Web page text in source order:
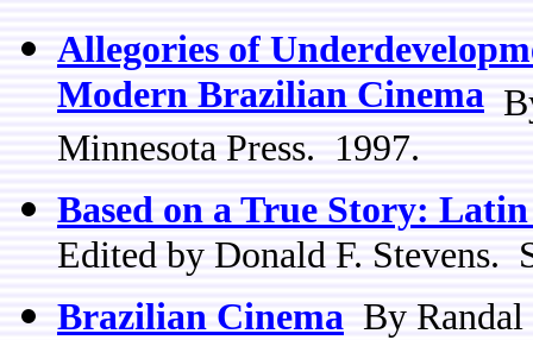
Allegories of
Modern Brazilian Cinema
Minnesota Press. 1997.
Based on a True Story:
Edited by Donald F. Stevens.
Brazilian Cinema By